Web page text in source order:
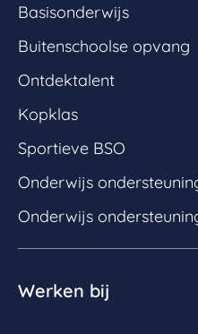
Basisonderwijs
Buitenschoolse opvang
Ontdektalent
Kopklas
Sportieve BSO
Onderwijs
Onderwijs
Werken bij